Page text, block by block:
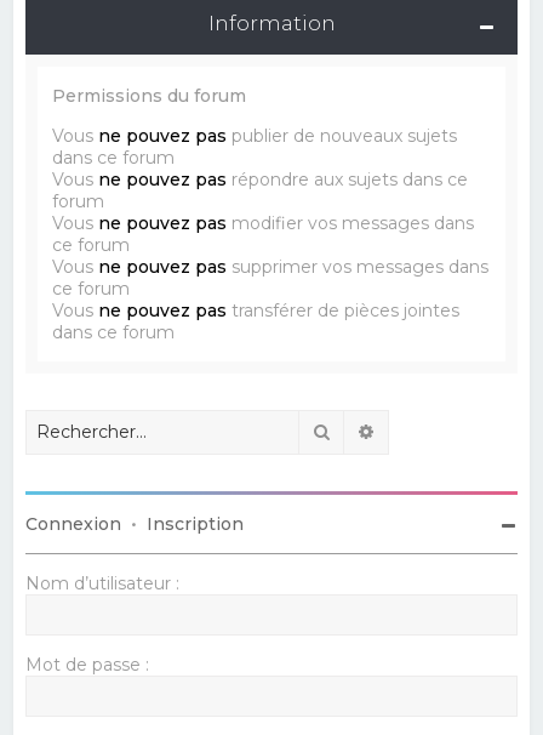
Information
Permissions du forum
Vous ne pouvez pas publier de nouveaux sujets
dans ce forum
Vous ne pouvez pas répondre aux sujets dans ce
forum
Vous ne pouvez pas modifier vos messages dans
ce forum
Vous ne pouvez pas supprimer vos messages dans
ce forum
Vous ne pouvez pas transférer de pièces jointes
dans ce forum
Rechercher
Connexion • Inscription
Nom d’utilisateur :
Mot de passe :